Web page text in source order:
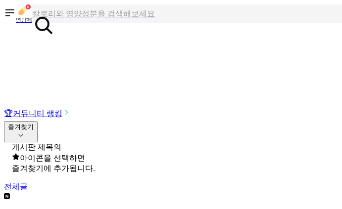
영양제
칼로리와 영양성분을 검색해보세요
혈당 · 다이어트 음식 검색해보세요
🏆커뮤니티 랭킹
즐겨찾기
게시판 제목의
아이콘을 선택하면
즐겨찾기에 추가됩니다.
전체글